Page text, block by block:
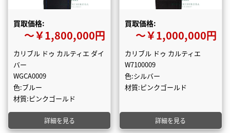
買取価格:
〜￥1,800,000円
カリブル ドゥ カルティエ ダイ
バー
WGCA0009
色:ブルー
材質:ピンクゴールド
詳細を見る
買取価格:
〜￥1,000,000円
カリブル ドゥ カルティエ
W7100009
色:シルバー
材質:ピンクゴールド
詳細を見る